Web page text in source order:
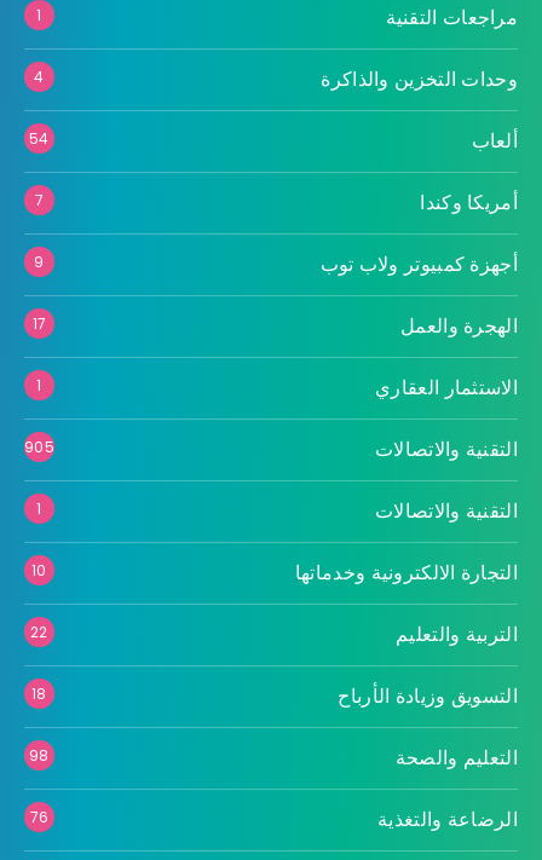
مراجعات التقنية 1
وحدات التخزين والذاكرة 4
ألعاب 54
أمريكا وكندا 7
أجهزة كمبيوتر ولاب توب 9
الهجرة والعمل 17
الاستثمار العقاري 1
التقنية والاتصالات 905
التقنية والاتصالات 1
التجارة الالكترونية وخدماتها 10
التربية والتعليم 22
التسويق وزيادة الأرباح 18
التعليم والصحة 98
الرضاعة والتغذية 76